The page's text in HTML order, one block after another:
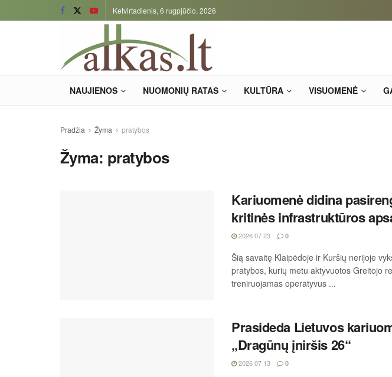
Ketvirtadienis, 6 rugpjūčio, 2026
NAUJIENOS NUOMONIŲ RATAS KULTŪRA VISUOMENĖ
Pradžia Žyma pratybos
Žyma: pratybos
Kariuomenė didina
kritinės infrastruktūros
2026 07 23 0
Šią savaitę Klaipėdoje ir Kuršių nerijoje
pratybos, kurių metu aktyvuotos Greitojo
treniruojamas operatyvus ...
Prasideda Lietuvos
„Dragūnų įniršis 26“
2026 07 13 0